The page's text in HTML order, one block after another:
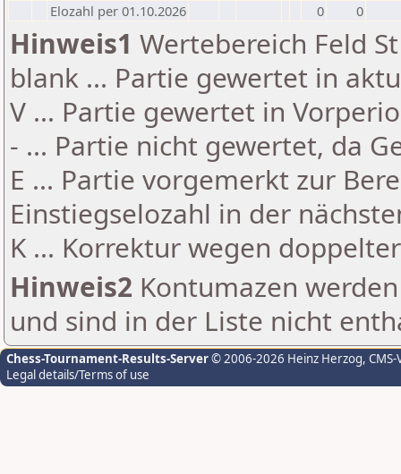
Elozahl per 01.10.2026
0 0
Hinweis1 Wertebereich Feld
blank ... Partie gewertet in
V ... Partie gewertet in
- ... Partie nicht gewertet, da
E ... Partie vorgemerkt zur
Einstiegselozahl in der
K ... Korrektur wegen
Hinweis2 Kontumazen
und sind in der Liste nicht
Chess-Tournament-Results-Server© 2006-2026 Heinz Herzog,
Legal details/Terms of use